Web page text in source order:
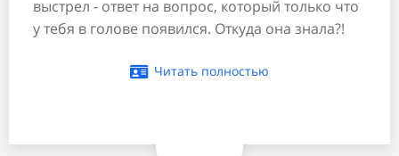
выстрел - ответ на вопрос, который только что
у тебя в голове появился. Откуда она знала?!
Читать полностью